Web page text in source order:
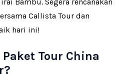
Callista Tour dan
hari ini!
Tour China